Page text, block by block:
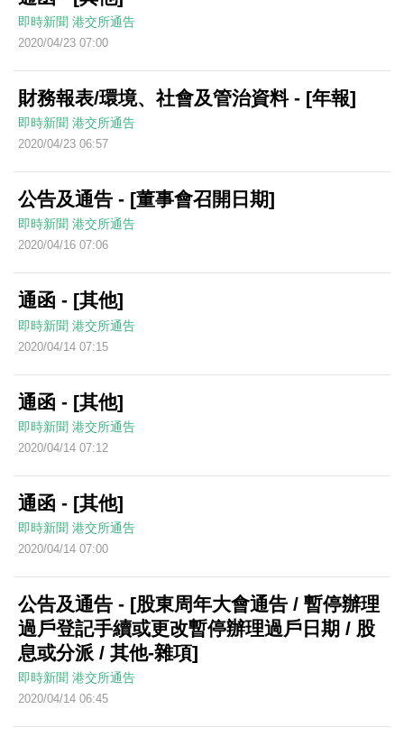
即時新聞 港交所通告
2020/04/23 07:00
財務報表/環境、社會及管治資料 - [年報]
即時新聞 港交所通告
2020/04/23 06:57
公告及通告 - [董事會召開日期]
即時新聞 港交所通告
2020/04/16 07:06
通函 - [其他]
即時新聞 港交所通告
2020/04/14 07:15
通函 - [其他]
即時新聞 港交所通告
2020/04/14 07:12
通函 - [其他]
即時新聞 港交所通告
2020/04/14 07:00
公告及通告 - [股東周年大會通告 / 暫停辦理
過戶登記手續或更改暫停辦理過戶日期 / 股
息或分派 / 其他-雜項]
即時新聞 港交所通告
2020/04/14 06:45